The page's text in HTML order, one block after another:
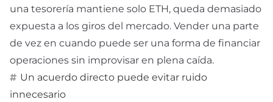
una tesorería mantiene solo ETH, queda demasiado
expuesta a los giros del mercado. Vender una parte
de vez en cuando puede ser una forma de financiar
operaciones sin improvisar en plena caída.
Un acuerdo directo puede evitar ruido
innecesario